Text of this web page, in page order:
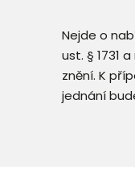
Nejde o
ust. § 1731
znění. K
jednání